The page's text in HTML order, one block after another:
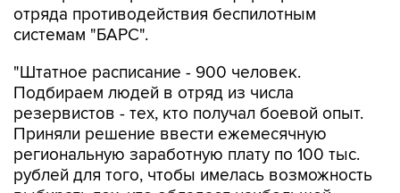
отряда противодействия беспилотным
системам "БАРС".
"Штатное расписание - 900 человек.
Подбираем людей в отряд из числа
резервистов - тех, кто получал боевой опыт.
Приняли решение ввести ежемесячную
региональную заработную плату по 100 тыс.
рублей для того, чтобы имелась возможность